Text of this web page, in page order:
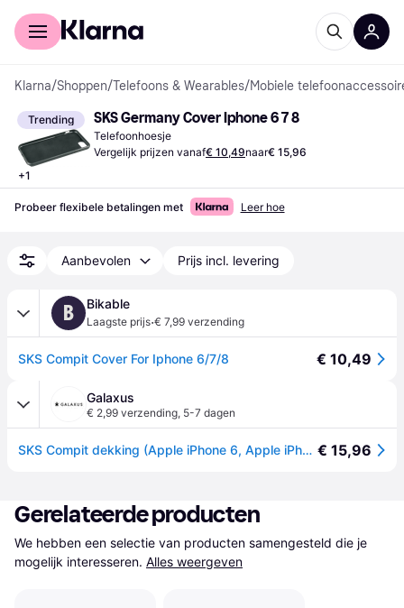
Voor shoppers
Klarna/Shoppen/Telefoons & Wearables/Mobiele
Trending
+1
SKS Germany Cover Iphone 6 7 8
Telefoonhoesje
Vergelijk prijzen vanaf€ 10,49naar€ 15,96
Probeer flexibele betalingen met Leer hoe
Aanbevolen Prijs incl. levering
B Bikable
Laagste prijs·€ 7,99 verzending
SKS Compit Cover For Iphone 6/7/8 € 10,49
Galaxus
€ 2,99 verzending, 5-7 dagen
SKS Compit dekking (Apple iPhone 6, Apple iPhone 7, Apple iPhone 8, Apple iPhone SE), Smartphonehoes, Zwart € 15,96
Gerelateerde producten
We hebben een selectie van producten samengesteld die je
mogelijk interesseren. Alles weergeven